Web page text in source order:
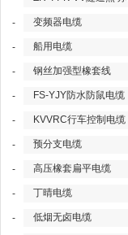
- 变频器电缆
- 船用电缆
- 钢丝加强型橡套线
- FS-YJY防水防鼠电缆
- KVVRC行车控制电缆
- 预分支电缆
- 高压橡套扁平电缆
- 丁晴电缆
- 低烟无卤电缆